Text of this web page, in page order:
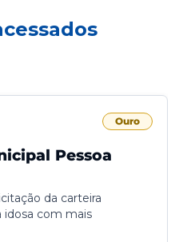
Ouro
Pessoa
da carteira
idosa com mais